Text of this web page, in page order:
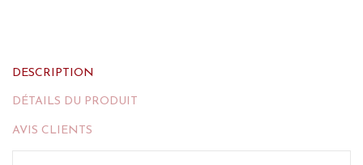
DESCRIPTION
DÉTAILS DU PRODUIT
AVIS CLIENTS